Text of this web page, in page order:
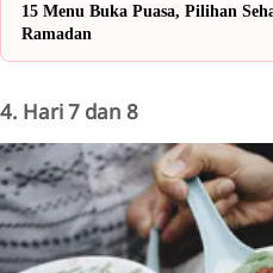
15 Menu Buka Puasa, Pilihan
Ramadan
4. Hari 7 dan 8